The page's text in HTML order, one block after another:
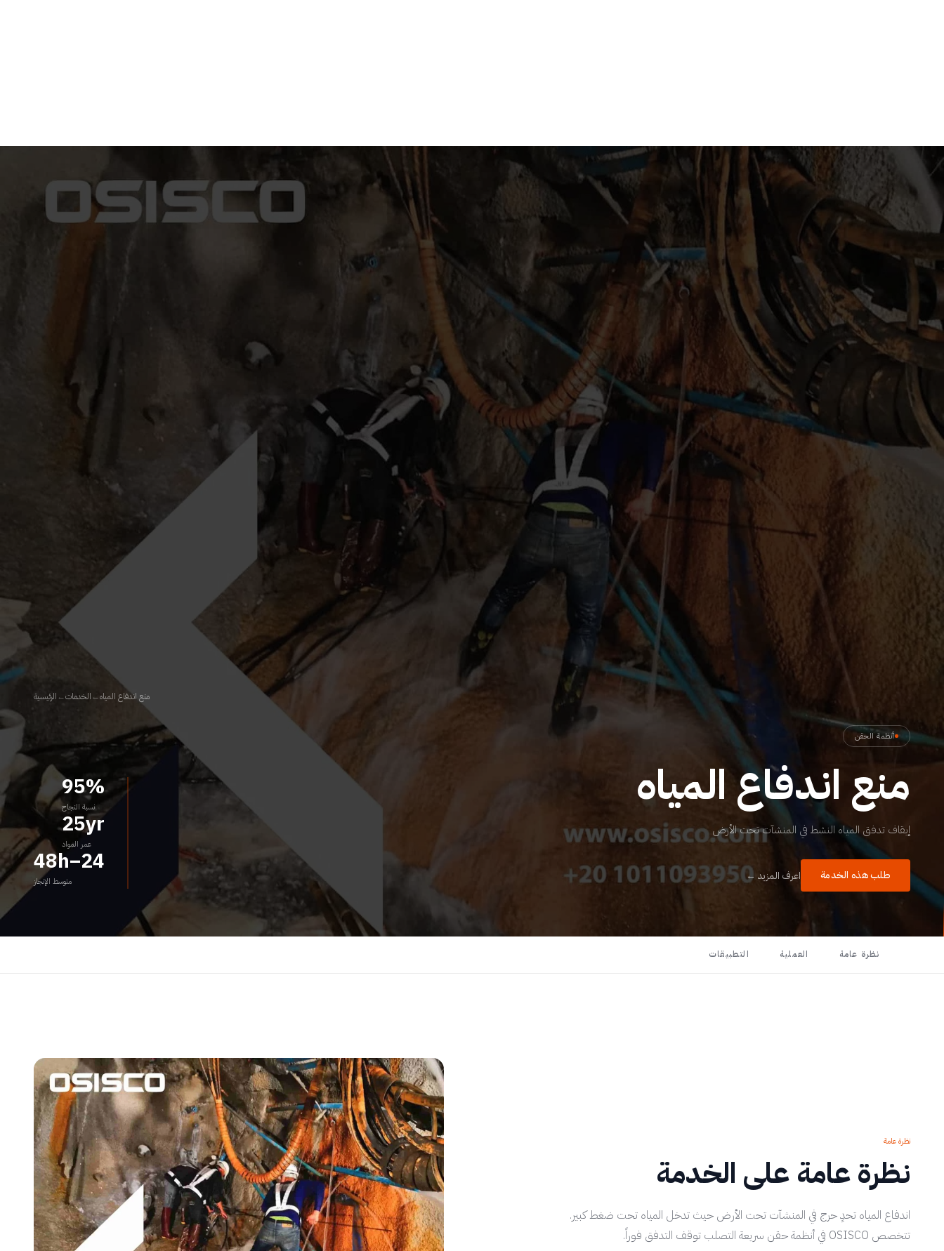
الرئيسية←الخدمات←منع اندفاع المياه
أنظمة الحقن
منع اندفاع المياه
إيقاف تدفق المياه النشط في المنشآت تحت الأرض
طلب هذه الخدمة اعرف المزيد ←
95%
نسبة النجاح
25yr
عمر المواد
24–48h
متوسط الإنجاز
نظرة عامة العملية التطبيقات
نظرة عامة
نظرة عامة على الخدمة
اندفاع المياه تحدٍ حرج في المنشآت تحت الأرض حيث تدخل المياه تحت ضغط كبير.
تتخصص OSISCO في أنظمة حقن سريعة التصلب توقف التدفق فوراً.